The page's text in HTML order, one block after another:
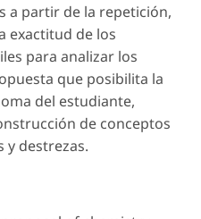
a partir de la repetición,
exactitud de los
para analizar los
que posibilita la
del estudiante,
de conceptos
y destrezas.